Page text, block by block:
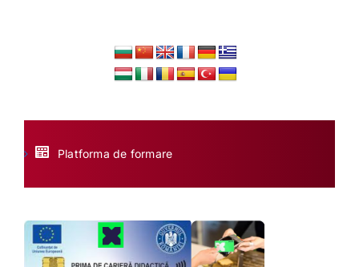
Platforma de formare